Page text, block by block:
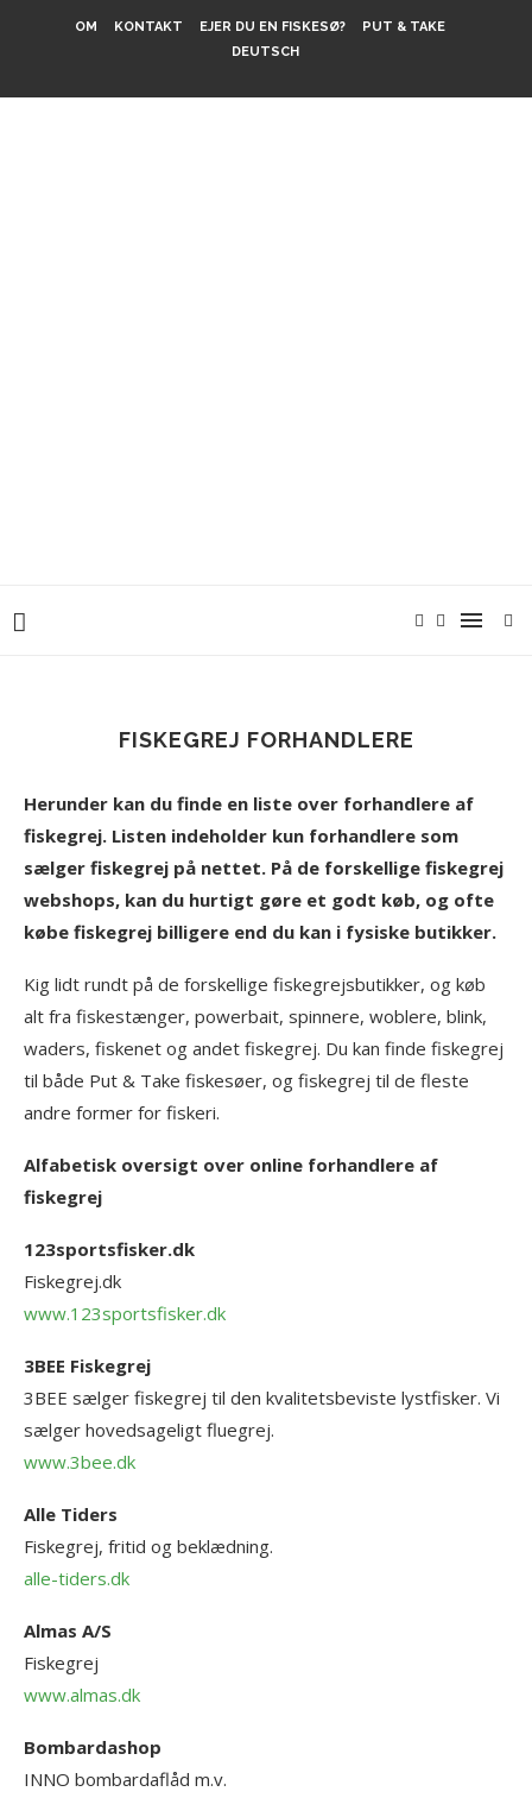
OM KONTAKT EJER DU EN FISKESØ?
PUT & TAKE
DEUTSCH
FISKEGREJ FORHANDLERE
Herunder kan du finde en liste over forhandlere af
fiskegrej. Listen indeholder kun forhandlere som
sælger fiskegrej på nettet. På de forskellige fiskegrej
webshops, kan du hurtigt gøre et godt køb, og ofte
købe fiskegrej billigere end du kan i fysiske butikker.
Kig lidt rundt på de forskellige fiskegrejsbutikker, og køb
alt fra fiskestænger, powerbait, spinnere, woblere, blink,
waders, fiskenet og andet fiskegrej. Du kan finde fiskegrej
til både Put & Take fiskesøer, og fiskegrej til de fleste
andre former for fiskeri.
Alfabetisk oversigt over online forhandlere af
fiskegrej
123sportsfisker.dk
Fiskegrej.dk
www.123sportsfisker.dk
3BEE Fiskegrej
3BEE sælger fiskegrej til den kvalitetsbeviste lystfisker. Vi
sælger hovedsageligt fluegrej.
www.3bee.dk
Alle Tiders
Fiskegrej, fritid og beklædning.
alle-tiders.dk
Almas A/S
Fiskegrej
www.almas.dk
Bombardashop
INNO bombardaflåd m.v.